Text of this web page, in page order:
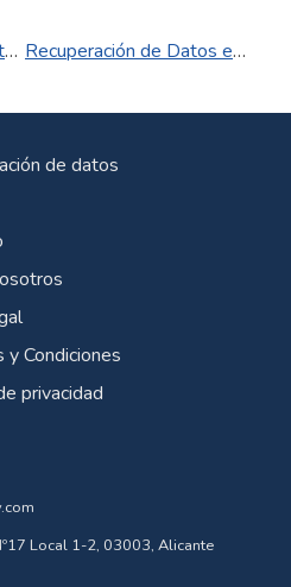
Nuevos teléfonos soportados por nuestro laboratorio para la recuperación de datos con extraccion de cifrado Recuperación de Datos en SSD Después del un Borrado Accidental o Formateo
de datos
y Condiciones
privacidad
Local 1-2, 03003, Alicante